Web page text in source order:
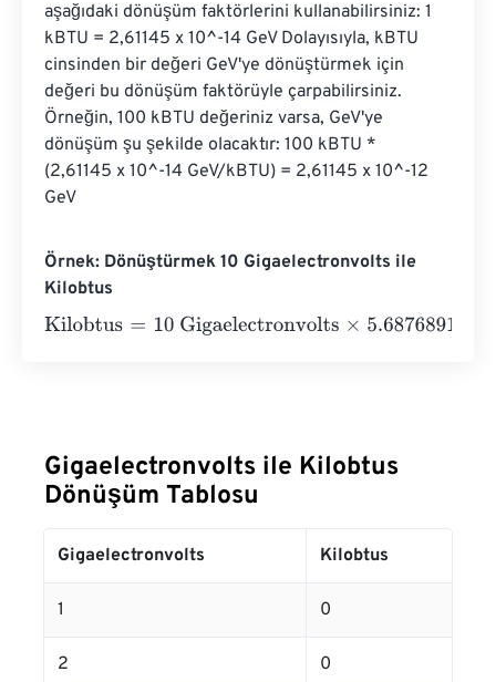
aşağıdaki dönüşüm faktörlerini kullanabilirsiniz: 1
kBTU = 2,61145 x 10^-14 GeV Dolayısıyla, kBTU
cinsinden bir değeri GeV'ye dönüştürmek için
değeri bu dönüşüm faktörüyle çarpabilirsiniz.
Örneğin, 100 kBTU değeriniz varsa, GeV'ye
dönüşüm şu şekilde olacaktır: 100 kBTU *
(2,61145 x 10^-14 GeV/kBTU) = 2,61145 x 10^-12
GeV
Örnek: Dönüştürmek 10 Gigaelectronvolts ile
Kilobtus
Kilobtus=10 Gigaelectronvolts×5.687689138743355
Gigaelectronvolts ile Kilobtus
Dönüşüm Tablosu
Gigaelectronvolts Kilobtus
1 0
2 0